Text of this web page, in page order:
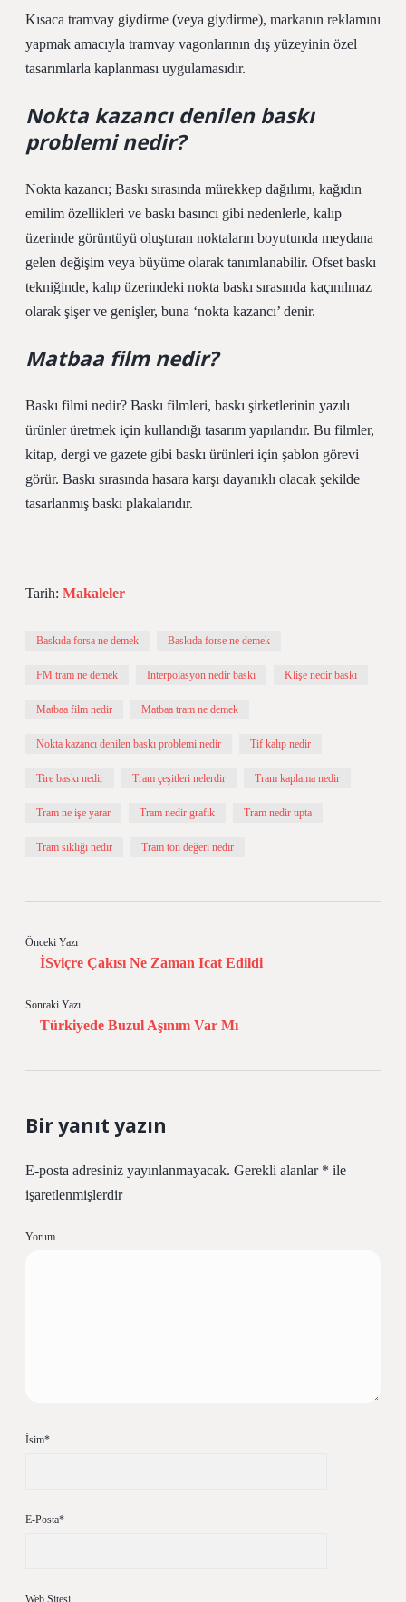
Kısaca tramvay giydirme (veya giydirme), markanın reklamını
yapmak amacıyla tramvay vagonlarının dış yüzeyinin özel
tasarımlarla kaplanması uygulamasıdır.
Nokta kazancı denilen baskı
problemi nedir?
Nokta kazancı; Baskı sırasında mürekkep dağılımı, kağıdın
emilim özellikleri ve baskı basıncı gibi nedenlerle, kalıp
üzerinde görüntüyü oluşturan noktaların boyutunda meydana
gelen değişim veya büyüme olarak tanımlanabilir. Ofset baskı
tekniğinde, kalıp üzerindeki nokta baskı sırasında kaçınılmaz
olarak şişer ve genişler, buna ‘nokta kazancı’ denir.
Matbaa film nedir?
Baskı filmi nedir? Baskı filmleri, baskı şirketlerinin yazılı
ürünler üretmek için kullandığı tasarım yapılarıdır. Bu filmler,
kitap, dergi ve gazete gibi baskı ürünleri için şablon görevi
görür. Baskı sırasında hasara karşı dayanıklı olacak şekilde
tasarlanmış baskı plakalarıdır.
Tarih: Makaleler
Baskıda forsa ne demek Baskıda forse ne demek
FM tram ne demek Interpolasyon nedir baskı Klişe nedir baskı
Matbaa film nedir Matbaa tram ne demek
Nokta kazancı denilen baskı problemi nedir Tif kalıp nedir
Tire baskı nedir Tram çeşitleri nelerdir Tram kaplama nedir
Tram ne işe yarar Tram nedir grafik Tram nedir tıpta
Tram sıklığı nedir Tram ton değeri nedir
Önceki Yazı
İSviçre Çakısı Ne Zaman Icat Edildi
Sonraki Yazı
Türkiyede Buzul Aşınım Var Mı
Bir yanıt yazın
E-posta adresiniz yayınlanmayacak. Gerekli alanlar * ile
işaretlenmişlerdir
Yorum
İsim*
E-Posta*
Web Sitesi